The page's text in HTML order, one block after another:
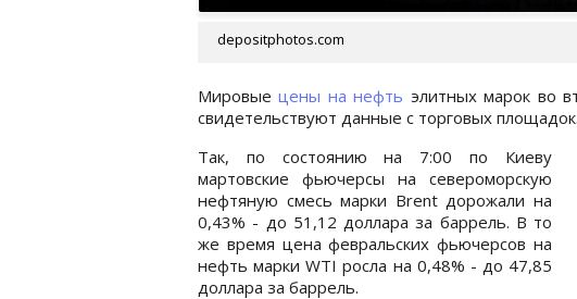
depositphotos.com
Мировыецены на нефть элитных марок во
свидетельствуют данные с торговых площадок.
Так, по состоянию на 7:00 по Киеву
мартовские фьючерсы на североморскую
нефтяную смесь марки Brent дорожали на
0,43% - до 51,12 доллара за баррель. В то
же время цена февральских фьючерсов на
нефть марки WTI росла на 0,48% - до 47,85
доллара за баррель.